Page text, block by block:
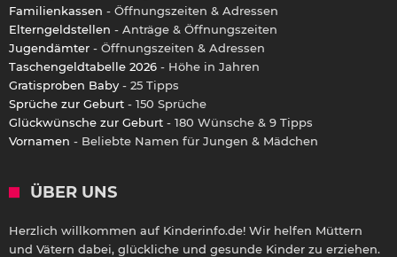
Familienkassen - Öffnungszeiten & Adressen
Elterngeldstellen - Anträge & Öffnungszeiten
Jugendämter - Öffnungszeiten & Adressen
Taschengeldtabelle 2026 - Höhe in Jahren
Gratisproben Baby - 25 Tipps
Sprüche zur Geburt - 150 Sprüche
Glückwünsche zur Geburt - 180 Wünsche & 9 Tipps
Vornamen - Beliebte Namen für Jungen & Mädchen
ÜBER UNS
Herzlich willkommen auf Kinderinfo.de! Wir helfen Müttern
und Vätern dabei, glückliche und gesunde Kinder zu erziehen.